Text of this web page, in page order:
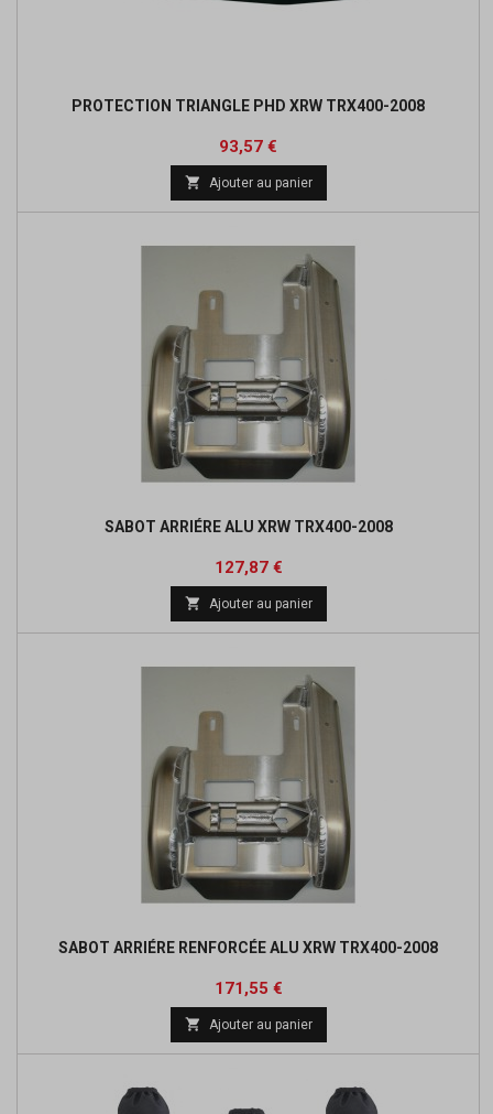
PROTECTION TRIANGLE PHD XRW TRX400-2008
Prix
93,57 €
base
 Ajouter au panier
SABOT ARRIÉRE ALU XRW TRX400-2008
Prix
127,87 €Prix
de
base
 Ajouter au panier
SABOT ARRIÉRE RENFORCÉE ALU XRW TRX400-2008
Prix
171,55 €Prix
de
base
 Ajouter au panier